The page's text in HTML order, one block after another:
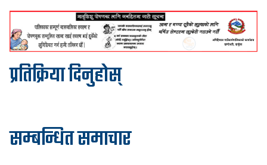
प्रतिक्रिया दिनुहोस्
सम्बन्धित समाचार